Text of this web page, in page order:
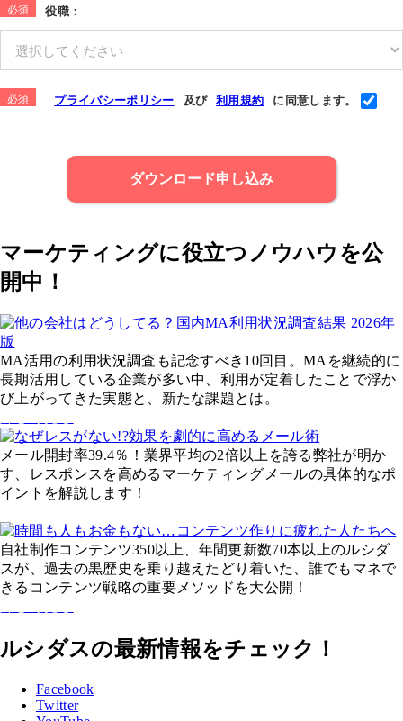
役職：
プライバシーポリシー 及び 利用規約 に同意します。
ダウンロード申し込み
マーケティングに役立つノウハウを公
開中！
MA活用の利用状況調査も記念すべき10回目。MAを継続的に
長期活用している企業が多い中、利用が定着したことで浮か
び上がってきた実態と、新たな課題とは。
メール開封率39.4％！業界平均の2倍以上を誇る弊社が明か
す、レスポンスを高めるマーケティングメールの具体的なポ
イントを解説します！
自社制作コンテンツ350以上、年間更新数70本以上のルシダ
スが、過去の黒歴史を乗り越えたどり着いた、誰でもマネで
きるコンテンツ戦略の重要メソッドを大公開！
ルシダスの最新情報をチェック！
Facebook
Twitter